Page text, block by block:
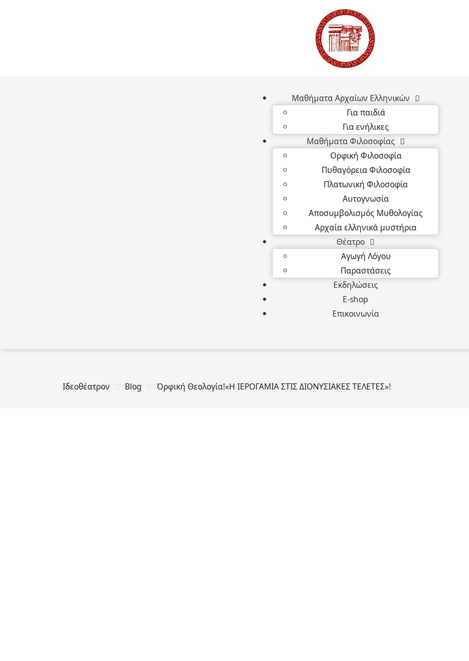
Μαθήματα Αρχαίων Ελληνικών
Για παιδιά
Για ενήλικες
Μαθήματα Φιλοσοφίας
Ορφική Φιλοσοφία
Πυθαγόρεια Φιλοσοφία
Πλατωνική Φιλοσοφία
Αυτογνωσία
Αποσυμβολισμός Μυθολογίας
Αρχαία ελληνικά μυστήρια
Θέατρο
Αγωγή Λόγου
Παραστάσεις
Εκδηλώσεις
E-shop
Επικοινωνία
Ιδεοθέατρον Blog Ὀρφική Θεολογία!«Η ΙΕΡΟΓΑΜΙΑ ΣΤΙΣ ΔΙΟΝΥΣΙΑΚΕΣ ΤΕΛΕΤΕΣ»!